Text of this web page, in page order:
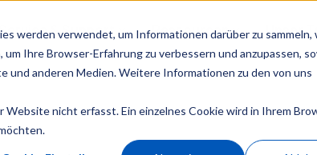
werden verwendet, um Informationen darüber zu sammeln,
Ihre Browser-Erfahrung zu verbessern und anzupassen,
und anderen Medien. Weitere Informationen zu den von uns
nicht erfasst. Ein einzelnes Cookie wird in Ihrem
& Support Ressourcen Unser